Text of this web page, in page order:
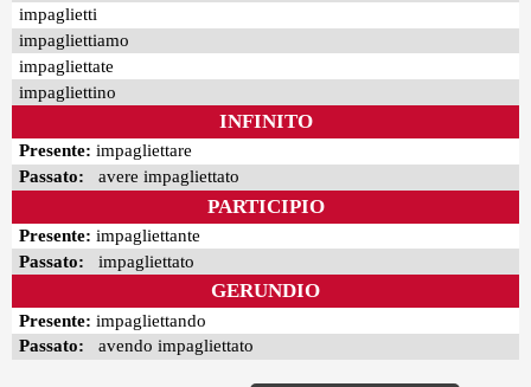
impaglietti
impagliettiamo
impagliettate
impagliettino
INFINITO
Presente: impagliettare
Passato: avere impagliettato
PARTICIPIO
Presente: impagliettante
Passato: impagliettato
GERUNDIO
Presente: impagliettando
Passato: avendo impagliettato